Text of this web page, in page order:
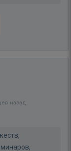
назад